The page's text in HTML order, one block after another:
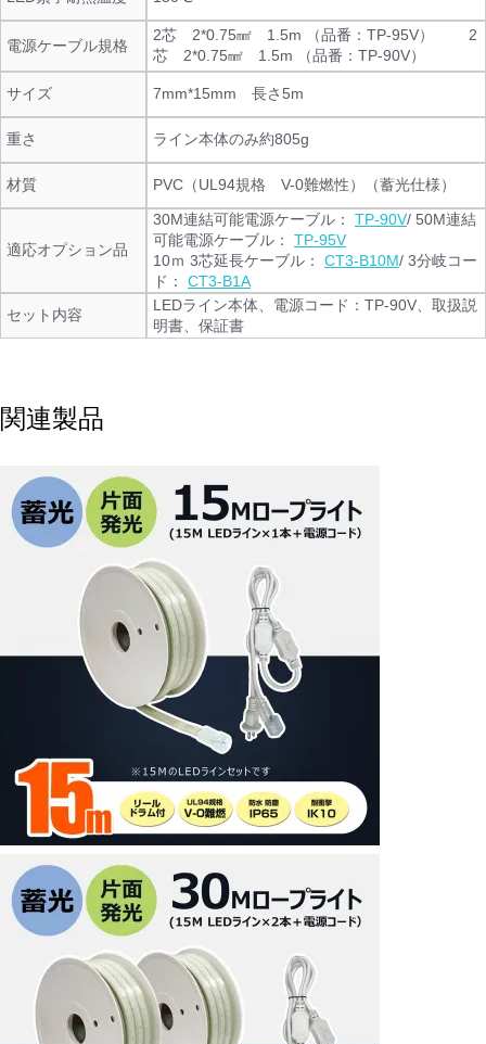
電源ケーブル規格
2芯 2*0.75㎟ 1.5m （品番：TP-95V） 2
芯 2*0.75㎟ 1.5m （品番：TP-90V）
サイズ 7mm*15mm 長さ5m
重さ ライン本体のみ約805g
材質 PVC（UL94規格 V-0難燃性）（蓄光仕様）
適応オプション品
30M連結可能電源ケーブル： TP-90V/ 50M連結
可能電源ケーブル： TP-95V
10ｍ 3芯延長ケーブル： CT3-B10M/ 3分岐コー
ド： CT3-B1A
セット内容
LEDライン本体、電源コード：TP-90V、取扱説
明書、保証書
関連製品